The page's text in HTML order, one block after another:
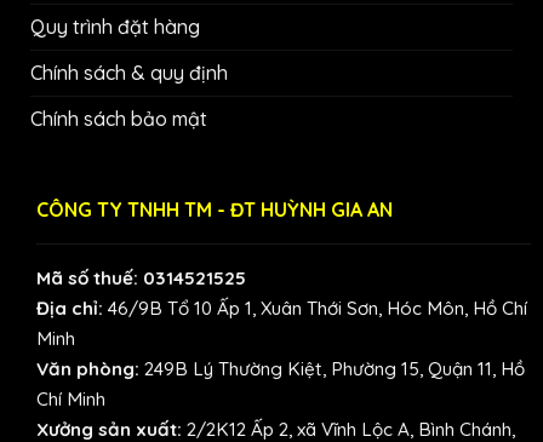
Quy trình đặt hàng
Chính sách & quy định
Chính sách bảo mật
CÔNG TY TNHH TM - ĐT HUỲNH GIA AN
Mã số thuế: 0314521525
Địa chỉ: 46/9B Tổ 10 Ấp 1, Xuân Thới Sơn, Hóc Môn, Hồ Chí
Minh
Văn phòng: 249B Lý Thường Kiệt, Phường 15, Quận 11, Hồ
Chí Minh
Xưởng sản xuất: 2/2K12 Ấp 2, xã Vĩnh Lộc A, Bình Chánh,